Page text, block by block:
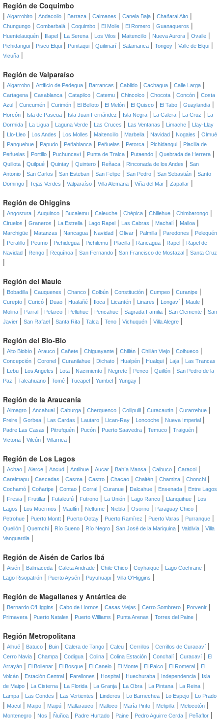
Región de Coquimbo
| Algarrobito | Andacollo | Barraza | Caimanes | Canela Baja | Chañaral Alto |
Chungungo | Combarbalá | Coquimbo | El Molle | El Romero | Guanaqueros |
Huentelauquén | Illapel | La Serena | Los Vilos | Maitencillo | Nueva Aurora | Ovalle |
Pichidangui | Pisco Elqui | Punitaqui | Quilimarí | Salamanca | Tongoy | Valle de Elqui |
Vicuña |
Región de Valparaíso
| Algarrobo | Artificio de Pedegua | Barrancas | Cabildo | Cachagua | Calle Larga |
Cartagena | Casablanca | Catapilco | Catemu | Chincolco | Chocota | Concón | Costa
Azul | Cuncumén | Curimón | El Belloto | El Melón | El Quisco | El Tabo | Guaylandia |
Horcón | Isla de Pascua | Isla Juan Fernández | Isla Negra | La Calera | La Cruz |
La
Dormida | La Ligua | Laguna Verde | Las Cruces | Las Ventanas | Limache | Llay-Llay
| Llo-Lleo | Los Andes | Los Molles | Maitencillo | Marbella | Navidad | Nogales | Olmué
| Panquehue | Papudo | Peñablanca | Peñuelas | Petorca | Pichidangui | Placilla de
Peñuelas | Portillo | Puchuncaví | Punta de Tralca | Putaendo | Quebrada de Herrera |
Quillota | Quilpué | Quintay | Quintero | Reñaca | Rinconada de los Andes | San
Antonio | San Carlos | San Esteban | San Felipe | San Pedro | San Sebastián | Santo
Domingo | Tejas Verdes | Valparaíso | Villa Alemana | Viña del Mar | Zapallar |
Región de Ohiggins
| Angostura | Auquinco | Bucalemu | Caleuche | Chépica | Chillehue | Chimbarongo |
Ciruelos | Graneros | La Estrella | Lago Rapel | Las Cabras | Machalí | Malloa |
Marchigüe | Matanzas | Nancagua | Navidad | Olivar | Palmilla | Paredones | Pelequén
| Peralillo | Peumo | Pichidegua | Pichilemu | Placilla | Rancagua | Rapel | Rapel de
Navidad | Rengo | Requínoa | San Fernando | San Francisco de Mostazal | Santa Cruz
|
Región del Maule
| Bobadilla | Cauquenes | Chanco | Colbún | Constitución | Cumpeo | Curanipe |
Curepto | Curicó | Duao | Hualañé | Iloca | Licantén | Linares | Longaví | Maule |
Molina | Parral | Pelarco | Pelluhue | Pencahue | Sagrada Familia | San Clemente | San
Javier | San Rafael | Santa Rita | Talca | Teno | Vichuquén | Villa Alegre |
Región del Bio-Bio
| Alto Biobío | Arauco | Cañete | Chiguayante | Chillán | Chillán Viejo | Coihueco |
Concepción | Coronel | Curanilahue | Dichato | Hualpén | Hualqui | Laja | Las Trancas
| Lebu | Los Angeles | Lota | Nacimiento | Negrete | Penco | Quillón | San Pedro de la
Paz | Talcahuano | Tomé | Tucapel | Yumbel | Yungay |
Región de la Araucanía
| Almagro | Ancahual | Caburga | Cherquenco | Collipulli | Curacautín | Curarrehue |
Freire | Gorbea | Las Cardas | Lautaro | Lican-Ray | Loncoche | Nueva Imperial |
Padre Las Casas | Pitrufquén | Pucón | Puerto Saavedra | Temuco | Traiguén |
Victoria | Vilcún | Villarrica |
Región de Los Lagos
| Achao | Alerce | Ancud | Antilhue | Aucar | Bahía Mansa | Calbuco | Caracol |
Carelmapu | Cascadas | Casma | Castro | Chacao | Chaitén | Chamiza | Chonchi |
Cochamó | Coñaripe | Contao | Corral | Curanue | Dalcahue | Ensenada | Entre Lagos
| Fresia | Frutillar | Futaleufú | Futrono | La Unión | Lago Ranco | Llanquihue |
Los
Lagos | Los Muermos | Maullín | Neltume | Niebla | Osorno | Paraguay Chico |
Petrohue | Puerto Montt | Puerto Octay | Puerto Ramírez | Puerto Varas | Purranque |
Quellón | Quemchi | Río Bueno | Río Negro | San José de la Mariquina | Valdivia | Villa
Vanguardia |
Región de Aisén de Carlos Ibá
| Aisén | Balmaceda | Caleta Andrade | Chile Chico | Coyhaique | Lago Cochrane |
Lago Risopatrón | Puerto Aysén | Puyuhuapi | Villa O'Higgins |
Región de Magallanes y Antártica de
| Bernardo O'Higgins | Cabo de Hornos | Casas Viejas | Cerro Sombrero | Porvenir |
Primavera | Puerto Natales | Puerto Williams | Punta Arenas | Torres del Paine |
Región Metropolitana
| Alhué | Batuco | Buin | Calera de Tango | Caleu | Cerrillos | Cerrillos de Curacaví |
Cerro Navia | Champa | Codigua | Colina | Colina Estación | Conchalí | Curacaví | El
Arrayán | El Bollenar | El Bosque | El Canelo | El Monte | El Paico | El Romeral | El
Volcán | Estación Central | Farellones | Hospital | Huechuraba | Independencia |
Isla
de Maipo | La Cisterna | La Florida | La Granja | La Obra | La Pintana | La Reina |
Lampa | Las Condes | Las Vertientes | Linderos | Lo Barnechea | Lo Espejo | Lo Prado
| Macul | Maipo | Maipú | Mallarauco | Malloco | María Pinto | Melipilla | Melocotón |
Montenegro | Nos | Ñuñoa | Padre Hurtado | Paine | Pedro Aguirre Cerda | Peñaflor |